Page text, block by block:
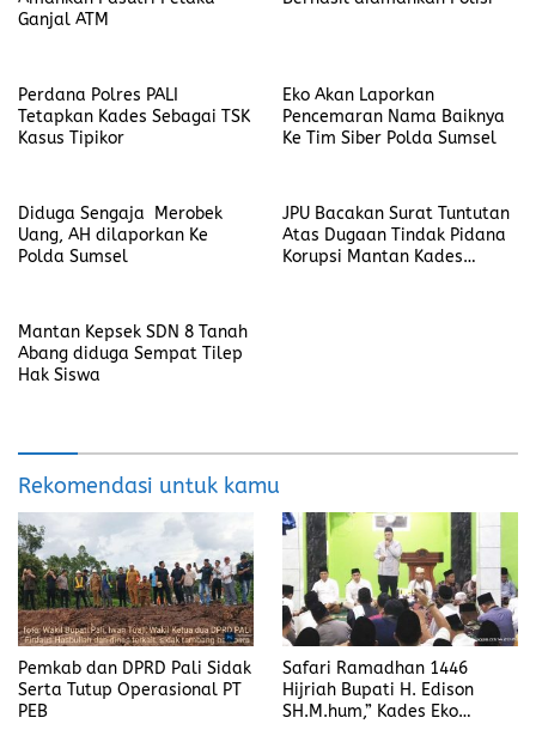
Perdana Polres PALI
Tetapkan Kades Sebagai TSK
Kasus Tipikor
Eko Akan Laporkan
Pencemaran Nama Baiknya
Ke Tim Siber Polda Sumsel
Diduga Sengaja Merobek
Uang, AH dilaporkan Ke
Polda Sumsel
JPU Bacakan Surat Tuntutan
Atas Dugaan Tindak Pidana
Korupsi Mantan Kades
Mantan Kepsek SDN 8 Tanah
Abang diduga Sempat Tilep
Hak Siswa
Rekomendasi untuk kamu
Pemkab dan DPRD Pali Sidak
Serta Tutup Operasional PT
PEB
Safari Ramadhan 1446
Hijriah Bupati H. Edison
SH.M.hum,” Kades Eko